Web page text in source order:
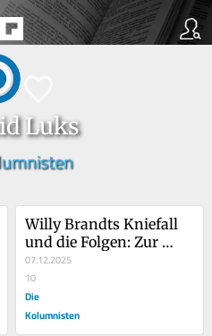
Luks
Willy Brandts Kniefall
und die Folgen: Zur
Veränderung des
polnischen
Deutschlandbildes nach
1970
07.12.2025
10
Die
Kolumnisten